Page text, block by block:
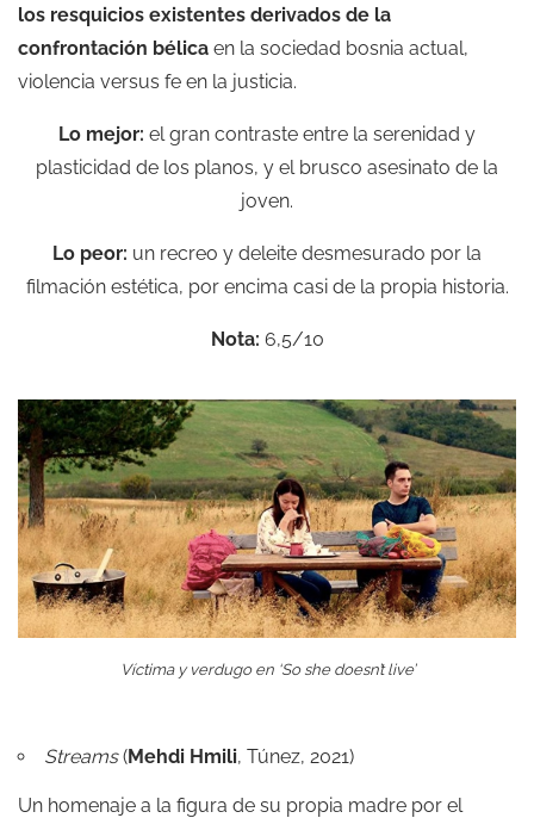
los resquicios existentes derivados de la
confrontación bélica en la sociedad bosnia actual,
violencia versus fe en la justicia.
Lo mejor: el gran contraste entre la serenidad y
plasticidad de los planos, y el brusco asesinato de la
joven.
Lo peor: un recreo y deleite desmesurado por la
filmación estética, por encima casi de la propia historia.
Nota: 6,5/10
Víctima y verdugo en ‘So she doesn’t live’
Streams(Mehdi Hmili, Túnez, 2021)
Un homenaje a la figura de su propia madre por el